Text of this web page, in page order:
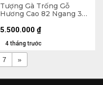
Tượng Gà Trống Gỗ
Hương Cao 82 Ngang 36
4 tháng trước
5.500.000 ₫
7 »